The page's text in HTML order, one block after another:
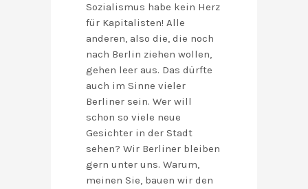
Sozialismus habe kein Herz
für Kapitalisten! Alle
anderen, also die, die noch
nach Berlin ziehen wollen,
gehen leer aus. Das dürfte
auch im Sinne vieler
Berliner sein. Wer will
schon so viele neue
Gesichter in der Stadt
sehen? Wir Berliner bleiben
gern unter uns. Warum,
meinen Sie, bauen wir den